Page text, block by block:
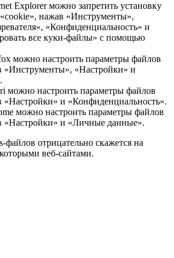
Explorer можно запретить установку
нажав «Инструменты»,
«Конфиденциальность» и
все куки-файлы» с помощью
можно настроить параметры файлов
«Инструменты», «Настройки» и
можно настроить параметры файлов
«Настройки» и «Конфиденциальность».
можно настроить параметры файлов
«Настройки» и «Личные данные».
файлов отрицательно скажется на
веб-сайтами.